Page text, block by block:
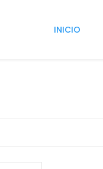
INICIO